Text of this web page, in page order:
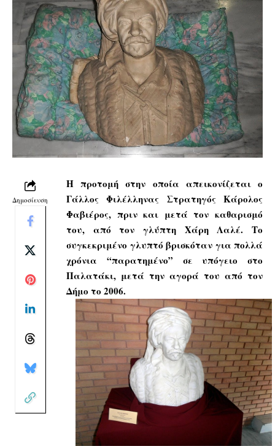
Δημοσίευση
Η προτομή στην οποία απεικονίζεται ο
Γάλλος Φιλέλληνας Στρατηγός Κάρολος
Φαβιέρος, πριν και μετά τον καθαρισμό
του, από τον γλύπτη Χάρη Λαλέ. Το
συγκεκριμένο γλυπτό βρισκόταν για πολλά
χρόνια “παρατημένο” σε υπόγειο στο
Παλατάκι, μετά την αγορά του από τον
Δήμο το 2006.